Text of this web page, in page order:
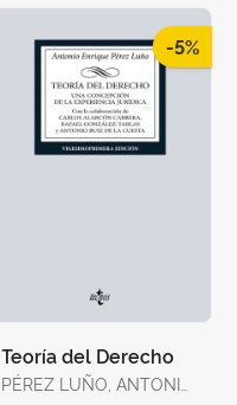
-5%
Teoría del Derecho
PÉREZ LUÑO, ANTONIO